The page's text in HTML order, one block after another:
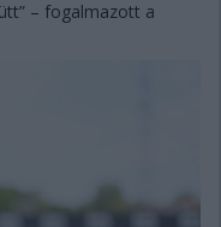
– fogalmazott a